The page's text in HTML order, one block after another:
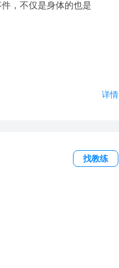
，不仅是身体的也是
详情
找教练